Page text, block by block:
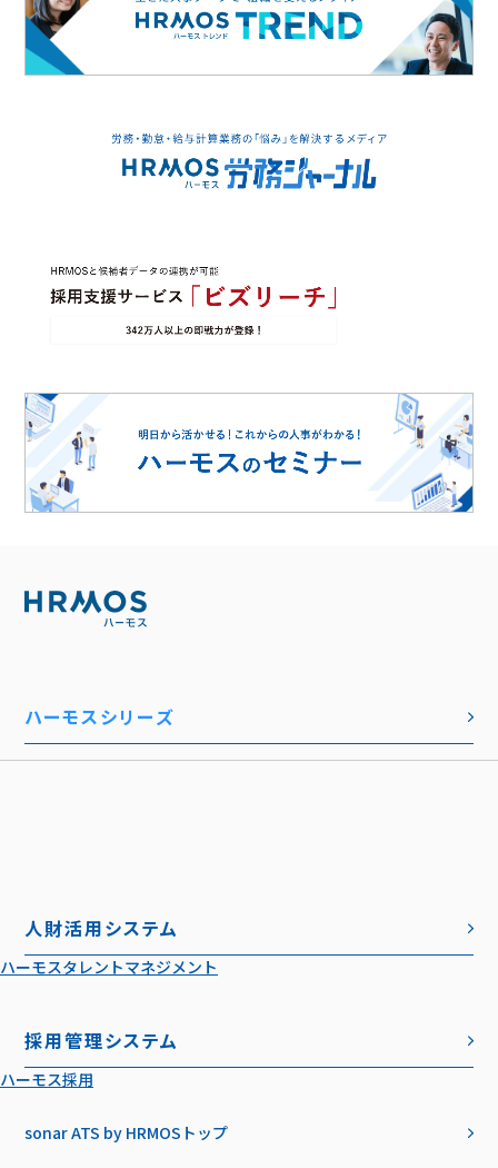
ハーモスシリーズ
人財活用システム
ハーモスタレントマネジメント
採用管理システム
ハーモス採用
sonar ATS by HRMOS トップ